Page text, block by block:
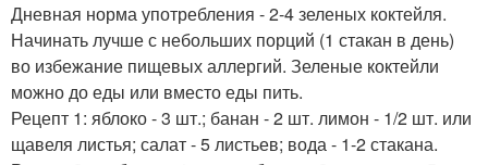
Дневная норма употребления - 2-4 зеленых коктейля.
Начинать лучше с небольших порций (1 стакан в день)
во избежание пищевых аллергий. Зеленые коктейли
можно до еды или вместо еды пить.
Рецепт 1: яблоко - 3 шт.; банан - 2 шт. лимон - 1/2 шт. или
щавеля листья; салат - 5 листьев; вода - 1-2 стакана.